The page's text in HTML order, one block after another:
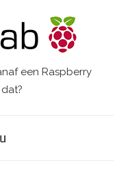
een Raspberry